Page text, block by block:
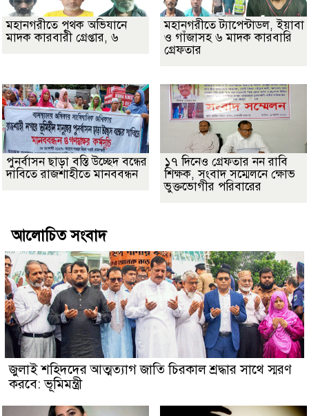
মহানগরীতে পৃথক অভিযানে
মাদক কারবারী গ্রেপ্তার, ৬
মহানগরীতে ট্যাপেন্টাডল, ইয়াবা
ও গাঁজাসহ ৬ মাদক কারবারি
গ্রেফতার
পুনর্বাসন ছাড়া বস্তি উচ্ছেদ বন্ধের
দাবিতে রাজশাহীতে মানববন্ধন
১৭ দিনেও গ্রেফতার নন রাবি
শিক্ষক, সংবাদ সম্মেলনে ক্ষোভ
ভুক্তভোগীর পরিবারের
আলোচিত সংবাদ
জুলাই শহিদদের আত্মত্যাগ জাতি চিরকাল শ্রদ্ধার সাথে স্মরণ
করবে: ভূমিমন্ত্রী